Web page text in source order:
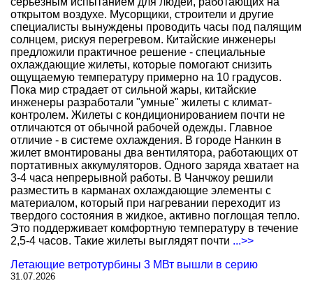
открытом воздухе. Мусорщики, строители и другие
специалисты вынуждены проводить часы под палящим
солнцем, рискуя перегревом. Китайские инженеры
предложили практичное решение - специальные
охлаждающие жилеты, которые помогают снизить
ощущаемую температуру примерно на 10 градусов.
Пока мир страдает от сильной жары, китайские
инженеры разработали "умные" жилеты с климат-
контролем. Жилеты с кондиционированием почти не
отличаются от обычной рабочей одежды. Главное
отличие - в системе охлаждения. В городе Нанкин в
жилет вмонтированы два вентилятора, работающих от
портативных аккумуляторов. Одного заряда хватает на
3-4 часа непрерывной работы. В Чанчжоу решили
разместить в карманах охлаждающие элементы с
материалом, который при нагревании переходит из
твердого состояния в жидкое, активно поглощая тепло.
Это поддерживает комфортную температуру в течение
2,5-4 часов. Такие жилеты выглядят почти ...>>
Летающие ветротурбины 3 МВт вышли в серию
31.07.2026